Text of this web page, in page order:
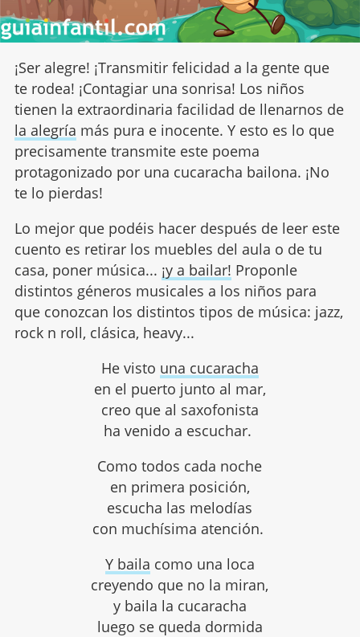
¡Ser alegre! ¡Transmitir felicidad a la gente que
te rodea! ¡Contagiar una sonrisa! Los niños
tienen la extraordinaria facilidad de llenarnos de
la alegría más pura e inocente. Y esto es lo que
precisamente transmite este poema
protagonizado por una cucaracha bailona. ¡No
te lo pierdas!
Lo mejor que podéis hacer después de leer este
cuento es retirar los muebles del aula o de tu
casa, poner música... ¡y a bailar! Proponle
distintos géneros musicales a los niños para
que conozcan los distintos tipos de música: jazz,
rock n roll, clásica, heavy...
He visto una cucaracha
en el puerto junto al mar,
creo que al saxofonista
ha venido a escuchar.
Como todos cada noche
en primera posición,
escucha las melodías
con muchísima atención.
Y baila como una loca
creyendo que no la miran,
y baila la cucaracha
luego se queda dormida